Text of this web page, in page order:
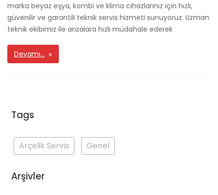
marka beyaz eşya, kombi ve klima cihazlarınız için hızlı,
güvenilir ve garantili teknik servis hizmeti sunuyoruz. Uzman
teknik ekibimiz ile arızalara hızlı müdahale ederek
Devamı…
Tags
Arçelik Servis Genel
Arşivler